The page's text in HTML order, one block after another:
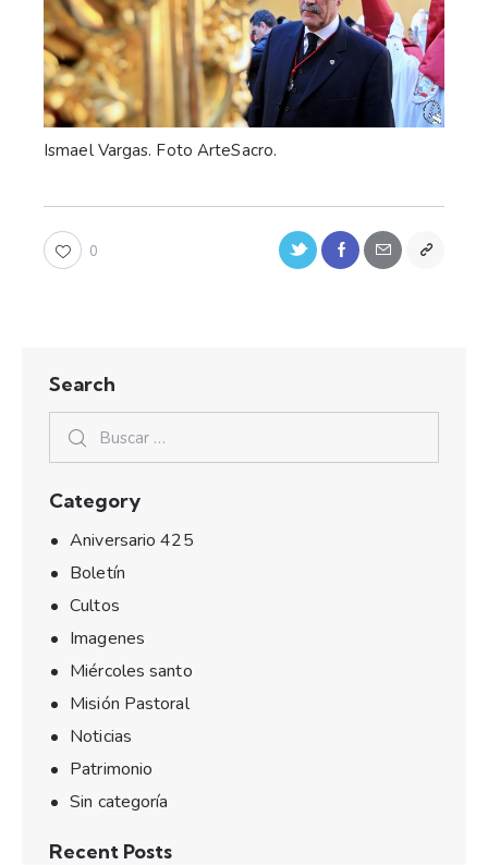
Ismael Vargas. Foto ArteSacro.
0
Search
Category
Aniversario 425
Boletín
Cultos
Imagenes
Miércoles santo
Misión Pastoral
Noticias
Patrimonio
Sin categoría
Recent Posts